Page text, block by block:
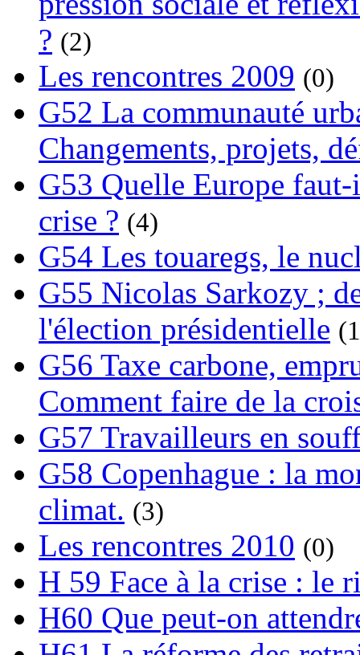
? (2)
Les rencontres 2009 (0)
G52 La communauté
Changements, projets,
G53 Quelle Europe
crise ? (4)
G54 Les touaregs, le
G55 Nicolas Sarkozy ;
l'élection présidentielle
G56 Taxe carbone,
Comment faire de la
G57 Travailleurs en
G58 Copenhague : la
climat. (3)
Les rencontres 2010 (0)
H 59 Face à la crise : le
H60 Que peut-on